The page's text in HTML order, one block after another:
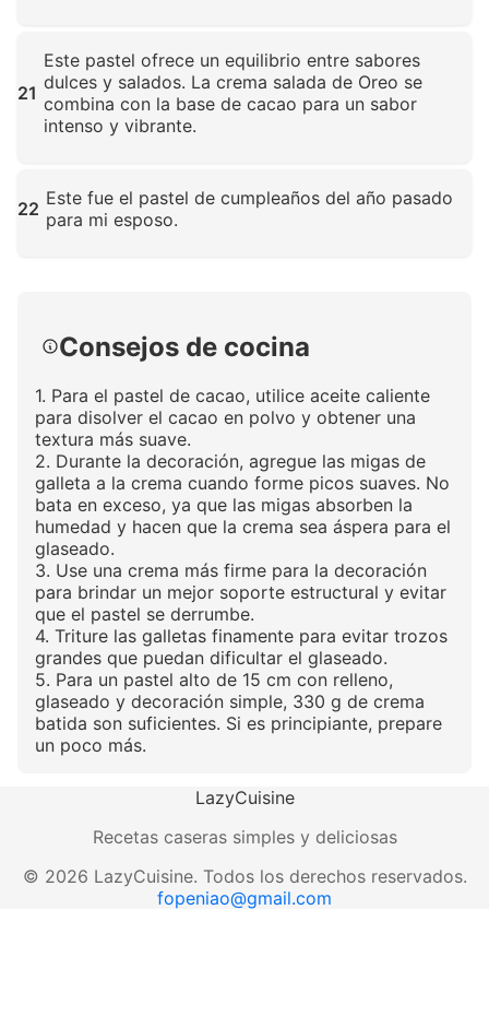
21
Este pastel ofrece un equilibrio entre sabores
dulces y salados. La crema salada de Oreo se
combina con la base de cacao para un sabor
intenso y vibrante.
22 Este fue el pastel de cumpleaños del año pasado
para mi esposo.
Consejos de cocina
1. Para el pastel de cacao, utilice aceite caliente
para disolver el cacao en polvo y obtener una
textura más suave.
2. Durante la decoración, agregue las migas de
galleta a la crema cuando forme picos suaves. No
bata en exceso, ya que las migas absorben la
humedad y hacen que la crema sea áspera para el
glaseado.
3. Use una crema más firme para la decoración
para brindar un mejor soporte estructural y evitar
que el pastel se derrumbe.
4. Triture las galletas finamente para evitar trozos
grandes que puedan dificultar el glaseado.
5. Para un pastel alto de 15 cm con relleno,
glaseado y decoración simple, 330 g de crema
batida son suficientes. Si es principiante, prepare
un poco más.
LazyCuisine
Recetas caseras simples y deliciosas
© 2026 LazyCuisine. Todos los derechos reservados.
fopeniao@gmail.com